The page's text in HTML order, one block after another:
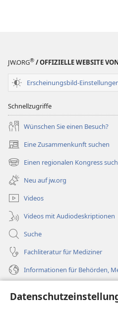
JW.ORG® / OFFIZIELLE WEBSITE
Erscheinungsbild-
Schnellzugriffe
Wünschen Sie einen Besuch?
Eine Zusammenkunft suchen
(öffnet
neues
Fenster)
Einen regionalen Kongress
(öffnet
neues
Fenster)
Neu auf jw.org
Videos
Videos mit Audiodeskriptionen
Suche
Fachliteratur für Mediziner
Informationen für Behörden,